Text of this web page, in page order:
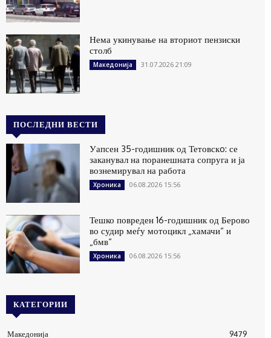
Нема укинување на вториот пензиски
столб
Македонија 31.07.2026 21:09
ПОСЛЕДНИ ВЕСТИ
Уапсен 35-годишник од Тетовскo: се
заканувал на поранешната сопруга и ја
вознемирувал на работа
Хроника 06.08.2026 15:56
Тешко повреден 16-годишник од Берово
во судир меѓу мотоцикл „хамачи“ и
„бмв“
Хроника 06.08.2026 15:56
КАТЕГОРИИ
Македонија 9479